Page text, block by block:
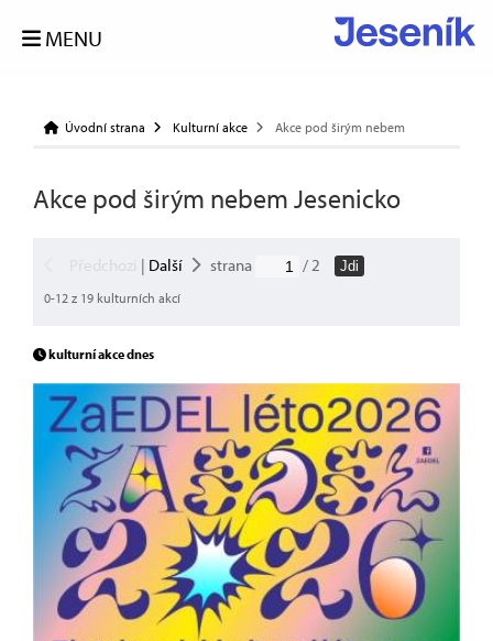
MENU
Úvodní strana Kulturní akce Akce pod širým nebem
Akce pod širým nebem Jesenicko
| Další strana / 2
Jdi
0-12 z 19 kulturních akcí
kulturní akce dnes